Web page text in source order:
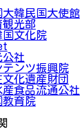
大韓民国大使館
観光部
国文化院
公社
テンツ振興院
文化遺産財団
食品流通公社
教育院